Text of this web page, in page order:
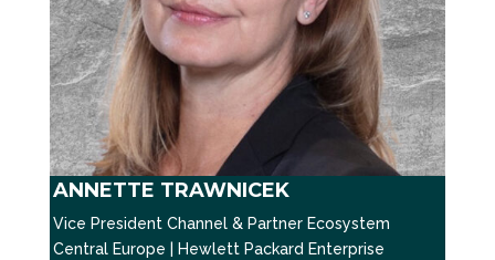
ANNETTE TRAWNICEK
Vice President Channel & Partner Ecosystem
Central Europe | Hewlett Packard Enterprise